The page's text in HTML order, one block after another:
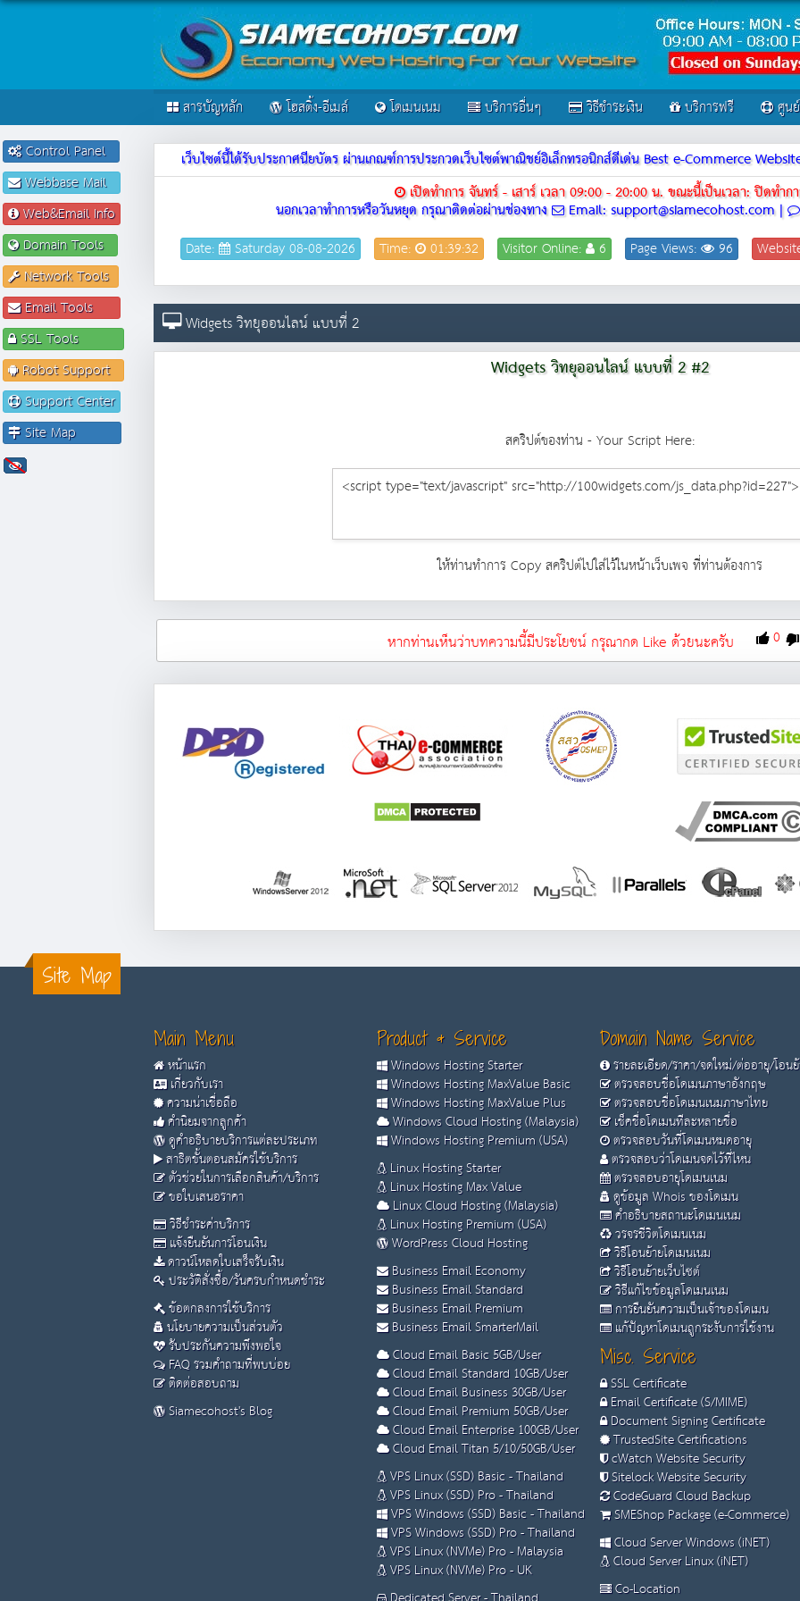
สารบัญหลัก โฮสติ้ง-อีเมล์ โดเมนเนม บริการอื่นๆ วิธีชำระเงิน บริการฟรี ศูน
เว็บไซต์นี้ได้รับประกาศนียบัตร ผ่านเกณฑ์การประกวดเว็บไซต์พาณิชย์อิเล็กทรอนิกส์ดีเด่น Best e-Commerce
เปิดทำการ จันทร์ - เสาร์ เวลา 09:00 - 20:00 น.ขณะนี้เป็นเวลา: ปิดทำก
นอกเวลาทำการหรือวันหยุด กรุณาติดต่อผ่านช่องทาง Email: support@siamecohost.com |
Date: Saturday 08-08-2026 Time: 01:39:32 Visitor Online: 6 Page Views: 96
Widgets วิทยุออนไลน์ แบบที่ 2
Widgets วิทยุออนไลน์ แบบที่ 2 #2
สคริปต์ของท่าน - Your Script Here:
ให้ท่านทำการ Copy สคริปต์ไปใส่ไว้ในหน้าเว็บเพจ ที่ท่านต้องการ
หากท่านเห็นว่าบทความนี้มีประโยชน์ กรุณากด Like ด้วยนะครับ 0
Site Map
Main Menu
หน้าแรก
เกี่ยวกับเรา
ความน่าเชื่อถือ
คำนิยมจากลูกค้า
ดูคำอธิบายบริการแต่ละประเภท
สาธิตขั้นตอนสมัครใช้บริการ
ตัวช่วยในการเลือกสินค้า/บริการ
ขอใบเสนอราคา
วิธีชำระค่าบริการ
แจ้งยืนยันการโอนเงิน
ดาวน์โหลดใบเสร็จรับเงิน
ประวัติสั่งซื้อ/วันครบกำหนดชำระ
ข้อตกลงการใช้บริการ
นโยบายความเป็นส่วนตัว
รับประกันความพึงพอใจ
FAQ รวมคำถามที่พบบ่อย
ติดต่อสอบถาม
Siamecohost's Blog
Product & Service
Windows Hosting Starter
Windows Hosting MaxValue Basic
Windows Hosting MaxValue Plus
Windows Cloud Hosting (Malaysia)
Windows Hosting Premium (USA)
Linux Hosting Starter
Linux Hosting Max Value
Linux Cloud Hosting (Malaysia)
Linux Hosting Premium (USA)
WordPress Cloud Hosting
Business Email Economy
Business Email Standard
Business Email Premium
Business Email SmarterMail
Cloud Email Basic 5GB/User
Cloud Email Standard 10GB/User
Cloud Email Business 30GB/User
Cloud Email Premium 50GB/User
Cloud Email Enterprise 100GB/User
Cloud Email Titan 5/10/50GB/User
VPS Linux (SSD) Basic - Thailand
VPS Linux (SSD) Pro - Thailand
VPS Windows (SSD) Basic - Thailand
VPS Windows (SSD) Pro - Thailand
VPS Linux (NVMe) Pro - Malaysia
VPS Linux (NVMe) Pro - UK
Domain Name Service
รายละเอียด/ราคา/จดใหม่/ต่ออายุ/โอน
ตรวจสอบชื่อโดเมนภาษาอังกฤษ
ตรวจสอบชื่อโดเมนเนมภาษาไทย
เช็คชื่อโดเมนทีละหลายชื่อ
ตรวจสอบวันที่โดเมนหมดอายุ
ตรวจสอบว่าโดเมนจดไว้ที่ไหน
ตรวจสอบอายุโดเมนเนม
ดูข้อมูล Whois ของโดเมน
คำอธิบายสถานะโดเมนเนม
วรจรชีวิตโดเมนเนม
วิธีโอนย้ายโดเมนเนม
วิธีโอนย้ายเว็บไซต์
วิธีแก้ไขข้อมูลโดเมนเนม
การยืนยันความเป็นเจ้าของโดเมน
แก้ปัญหาโดเมนถูกระงับการใช้งาน
Misc. Service
SSL Certificate
Email Certificate (S/MIME)
Document Signing Certificate
TrustedSite Certifications
cWatch Website Security
Sitelock Website Security
CodeGuard Cloud Backup
SMEShop Package (e-Commerce)
Cloud Server Windows (iNET)
Cloud Server Linux (iNET)
Co-Location
Control Panel
Webbase Mail
Web&Email Info
Domain Tools
Network Tools
Email Tools
SSL Tools
Robot Support
Support Center
Site Map